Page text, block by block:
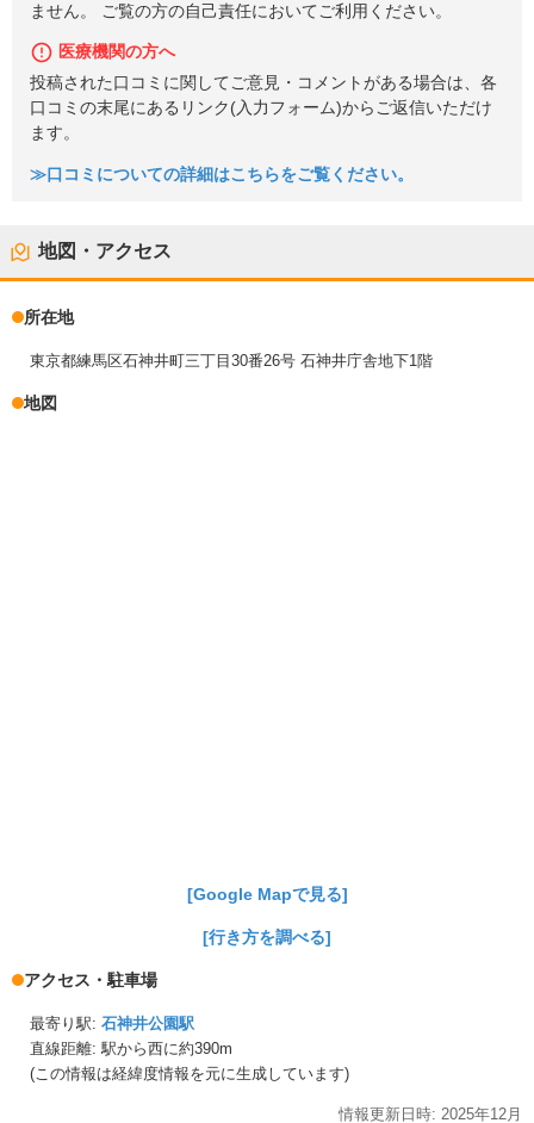
ません。 ご覧の方の自己責任においてご利用ください。
医療機関の方へ
投稿された口コミに関してご意見・コメントがある場合は、各
口コミの末尾にあるリンク(入力フォーム)からご返信いただけ
ます。
≫口コミについての詳細はこちらをご覧ください。
地図・アクセス
所在地
東京都練馬区石神井町三丁目30番26号 石神井庁舎地下1階
地図
[Google Mapで見る]
[行き方を調べる]
アクセス・駐車場
最寄り駅: 石神井公園駅
直線距離: 駅から西に約390m
(この情報は経緯度情報を元に生成しています)
情報更新日時: 2025年12月